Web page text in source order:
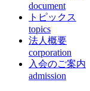
document
トピックス
topics
法人概要
corporation
入会のご案内
admission